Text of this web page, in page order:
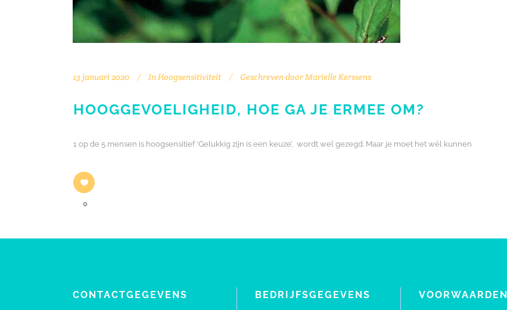
13 januari 2020 InHoogsensitiviteit Geschreven doorMarielle Kerssens
HOOGGEVOELIGHEID, HOE GA JE ERMEE OM?
1 op de 5 mensen is hoogsensitief ‘Gelukkig zijn is een keuze’, wordt wel gezegd. Maar je moet het wèl kunnen
0
CONTACTGEGEVENS BEDRIJFSGEGEVENS VOORWAARDEN